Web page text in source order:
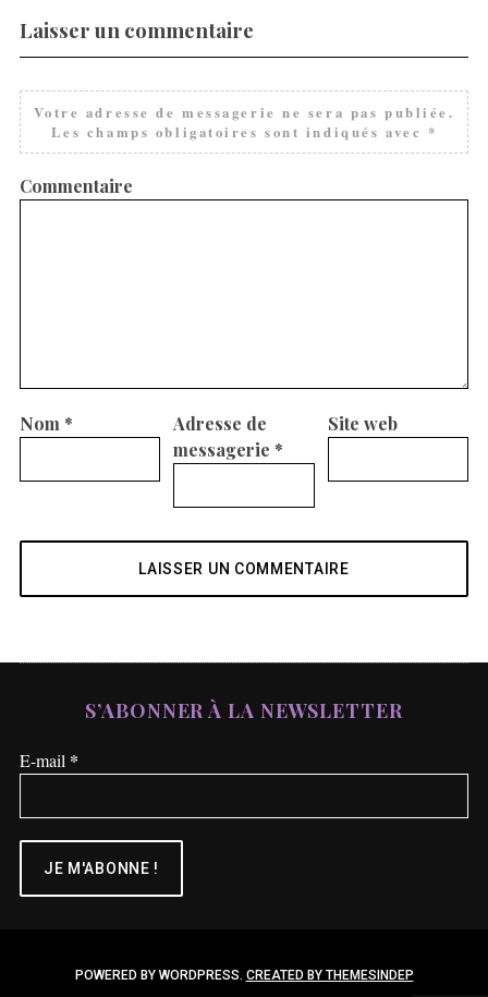
Laisser un commentaire
Votre adresse de messagerie ne sera pas publiée.
Les champs obligatoires sont indiqués avec *
Commentaire
Nom *
Adresse de
messagerie *
Site web
S’ABONNER À LA NEWSLETTER
E-mail *
POWERED BY WORDPRESS. CREATED BY THEMESINDEP